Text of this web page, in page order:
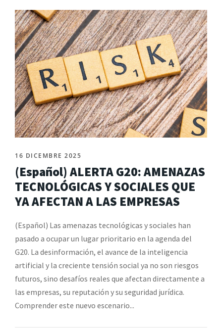
16 DICEMBRE 2025
(Español) ALERTA G20: AMENAZAS
TECNOLÓGICAS Y SOCIALES QUE
YA AFECTAN A LAS EMPRESAS
(Español) Las amenazas tecnológicas y sociales han
pasado a ocupar un lugar prioritario en la agenda del
G20. La desinformación, el avance de la inteligencia
artificial y la creciente tensión social ya no son riesgos
futuros, sino desafíos reales que afectan directamente a
las empresas, su reputación y su seguridad jurídica.
Comprender este nuevo escenario...